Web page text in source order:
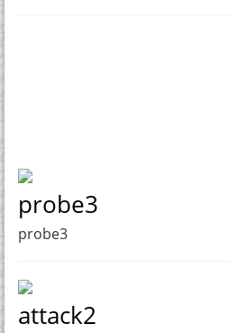
probe3
probe3
attack2